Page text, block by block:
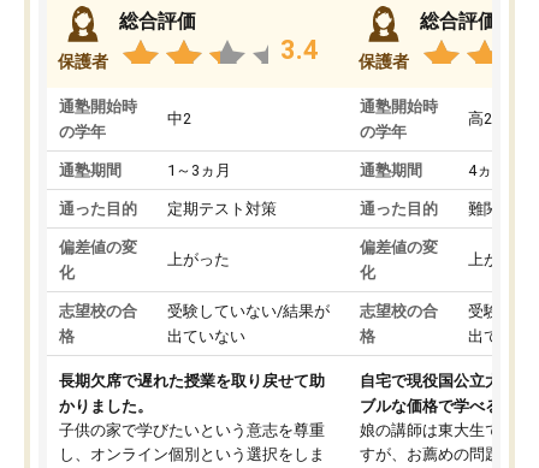
保護者
総合評価
3.4
通塾開始時
の学年
中2
通塾期間 1～3ヵ月
通った目的 定期テスト対策
偏差値の変
化
上がった
志望校の合
格
受験していない/結果が
出ていない
長期欠席で遅れた授業を取り戻せて助
かりました。
子供の家で学びたいという意志を尊重
し、オンライン個別という選択をしま
保護者
総合評価
通塾開始時
の学年
高2
通塾期間 4ヵ月～1
通った目的 難関私立
偏差値の変
化
上がった
志望校の合
格
受験して
出ていな
自宅で現役国公立大学生
ブルな価格で学べる
娘の講師は東大生では無
すが、お薦めの問題集や